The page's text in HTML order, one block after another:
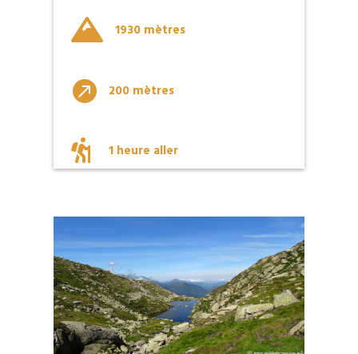
 1930 mètres
 200 mètres
 1 heure aller